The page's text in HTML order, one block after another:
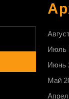
Июль
Июнь
Май